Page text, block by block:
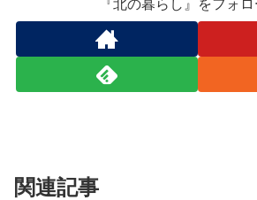
『北の暮らし』をフォ
関連記事